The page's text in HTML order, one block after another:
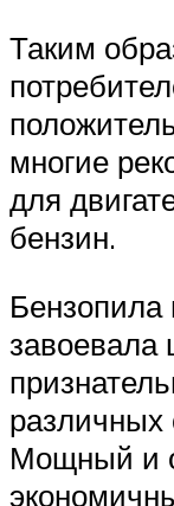
Таким
многие
для
бензин.
завоевала
различных
Мощный и